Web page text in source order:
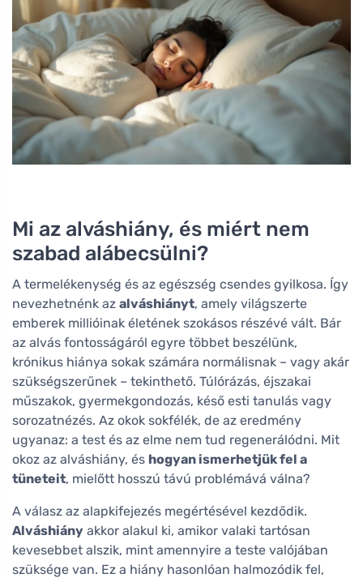
Mi az alváshiány, és miért nem
szabad alábecsülni?
A termelékenység és az egészség csendes gyilkosa. Így
nevezhetnénk az alváshiányt, amely világszerte
emberek millióinak életének szokásos részévé vált. Bár
az alvás fontosságáról egyre többet beszélünk,
krónikus hiánya sokak számára normálisnak – vagy akár
szükségszerűnek – tekinthető. Túlórázás, éjszakai
műszakok, gyermekgondozás, késő esti tanulás vagy
sorozatnézés. Az okok sokfélék, de az eredmény
ugyanaz: a test és az elme nem tud regenerálódni. Mit
okoz az alváshiány, és hogyan ismerhetjük fel a
tüneteit, mielőtt hosszú távú problémává válna?
A válasz az alapkifejezés megértésével kezdődik.
Alváshiány akkor alakul ki, amikor valaki tartósan
kevesebbet alszik, mint amennyire a teste valójában
szüksége van. Ez a hiány hasonlóan halmozódik fel,